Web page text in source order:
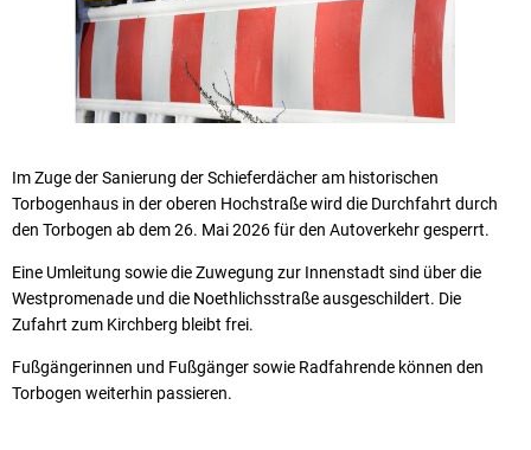
Im Zuge der Sanierung der Schieferdächer am historischen
Torbogenhaus in der oberen Hochstraße wird die Durchfahrt durch
den Torbogen ab dem 26. Mai 2026 für den Autoverkehr gesperrt.
Eine Umleitung sowie die Zuwegung zur Innenstadt sind über die
Westpromenade und die Noethlichsstraße ausgeschildert. Die
Zufahrt zum Kirchberg bleibt frei.
Fußgängerinnen und Fußgänger sowie Radfahrende können den
Torbogen weiterhin passieren.